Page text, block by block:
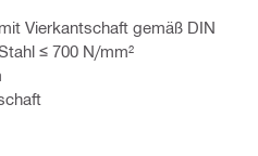
Vierkantschaft gemäß DIN
≤ 700 N/mm²